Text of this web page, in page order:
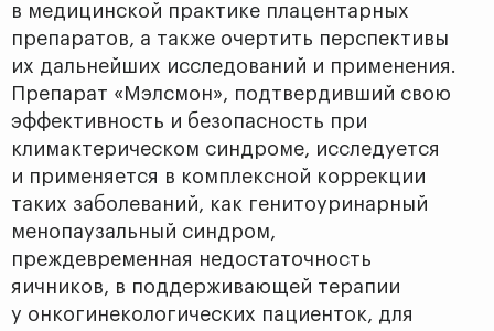
в медицинской практике плацентарных
препаратов, а также очертить перспективы
их дальнейших исследований и применения.
Препарат «Мэлсмон», подтвердивший свою
эффективность и безопасность при
климактерическом синдроме, исследуется
и применяется в комплексной коррекции
таких заболеваний, как генитоуринарный
менопаузальный синдром,
преждевременная недостаточность
яичников, в поддерживающей терапии
у онкогинекологических пациенток, для